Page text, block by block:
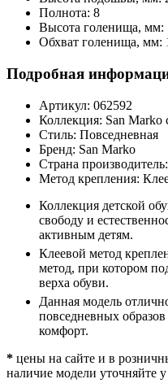
Полнота: 8
Высота голенища, мм:
Обхват голенища, мм:
Подробная
Артикул: 062592
Коллекция: San Marko
Стиль: Повседневная
Бренд: San Marko
Страна производитель:
Метод крепления:
Коллекция детской
свободу и
активным детям.
Клеевой метод
метод, при котором
верха обуви.
Данная модель
повседневных
комфорт.
* цены на сайте и в
наличие модели уточняйте